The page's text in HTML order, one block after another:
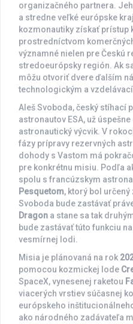
organizačného partnera.
a stredne veľké európske
kozmonautiky získať prístup
prostredníctvom
významné nielen pre Českú
stredoeurópsky región. Ak
môžu otvoriť dvere ďalším
technologickým a
Aleš Svoboda, český stíhací
astronautov ESA, už
astronautický výcvik. V
fázy prípravy rezervných
dohody s Vastom má
pre konkrétnu misiu. Podľa
spolu s francúzskym
Pesquetom, ktorý bol
Svoboda bude zastávať
Dragon a stane sa tak
bude zastávať túto funkciu
vesmírnej lodi.
Misia je plánovaná na rok
pomocou kozmickej lode
SpaceX, vynesenej raketou
viacerých vrstiev súčasnej
európskeho
ako národného zadávateľa